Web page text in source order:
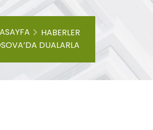
HABERLER
DUALARLA